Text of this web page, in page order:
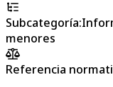
Subcategoría:
menores
Referencia